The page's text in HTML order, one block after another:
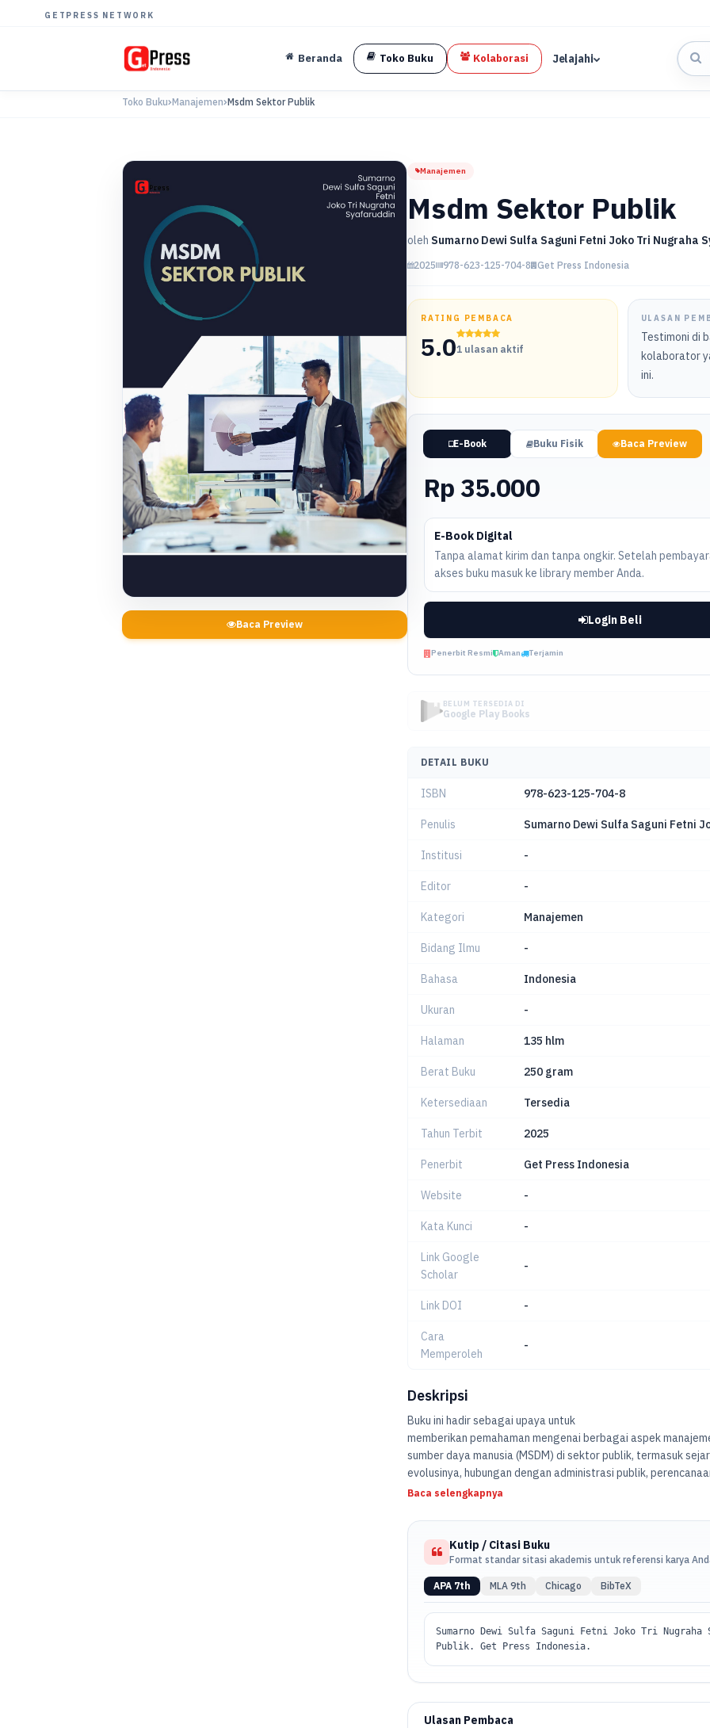
GETPRESS NETWORK
Beranda Toko Buku Kolaborasi Jelajahi
Toko Buku Manajemen Msdm Sektor Publik
Baca Preview
Manajemen
Msdm Sektor Publik
oleh Sumarno Dewi Sulfa Saguni Fetni Joko Tri Nugraha
2025 978-623-125-704-8 Get Press Indonesia
RATING PEMBACA
5.01 ulasan aktif
ULASAN
Testimoni di
kolaborator
ini.
E-Book Buku Fisik Baca Preview
Rp 35.000
E-Book Digital
Tanpa alamat kirim dan tanpa ongkir. Setelah
akses buku masuk ke library member Anda.
Login Beli
Penerbit Resmi Aman Terjamin
BELUM TERSEDIA DI
Google Play Books
DETAIL BUKU
ISBN 978-623-125-704-8
Penulis Sumarno Dewi Sulfa Saguni Fetni
Institusi -
Editor -
Kategori Manajemen
Bidang Ilmu -
Bahasa Indonesia
Ukuran -
Halaman 135 hlm
Berat Buku 250 gram
Ketersediaan Tersedia
Tahun Terbit 2025
Penerbit Get Press Indonesia
Website -
Kata Kunci -
Link Google
Scholar
-
Link DOI -
Cara
Memperoleh
-
Deskripsi
Buku ini hadir sebagai upaya untuk
memberikan pemahaman mengenai berbagai aspek
sumber daya manusia (MSDM) di sektor publik, termasuk
evolusinya, hubungan dengan administrasi publik,
pengembangan SDM, serta sistem kompensasi dan
memberikan wawasan yang komprehensif bagi para
dengan bidang ini.
Baca selengkapnya
Kutip / Citasi Buku
Format standar sitasi akademis untuk referensi karya
APA 7th MLA 9th Chicago BibTeX
Sumarno Dewi Sulfa Saguni Fetni Joko Tri Nugraha
Publik. Get Press Indonesia.
Ulasan Pembaca